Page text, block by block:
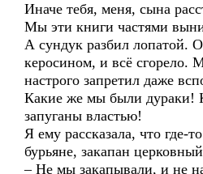
Иначе тебя, меня, сына
Мы эти книги частями
А сундук разбил лопатой.
керосином, и всё сгорело.
настрого запретил даже
Какие же мы были дураки!
запуганы властью!
Я ему рассказала, что где-
бурьяне, закапан
– Не мы закапывали, и не